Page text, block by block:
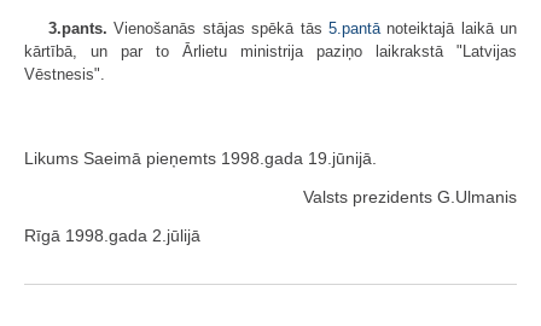
3.pants. Vienošanās stājas spēkā tās 5.pantānoteiktajā laikā un
kārtībā, un par to Ārlietu ministrija paziņo laikrakstā "Latvijas
Vēstnesis".
Likums Saeimā pieņemts 1998.gada 19.jūnijā.
Valsts prezidents G.Ulmanis
Rīgā 1998.gada 2.jūlijā